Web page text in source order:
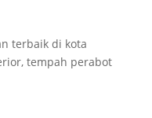
terbaik di kota
tempah perabot